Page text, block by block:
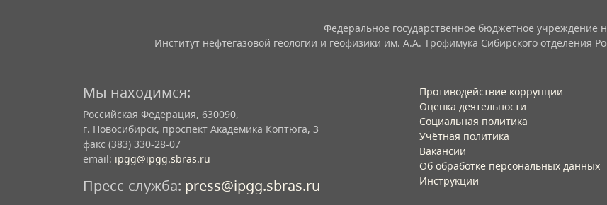
Федеральное государственное бюджетное учреждение
Институт нефтегазовой геологии и геофизики им. А.А. Трофимука Сибирского отделения
Мы находимся:
Российская Федерация, 630090,
г. Новосибирск, проспект Академика Коптюга, 3
факс (383) 330-28-07
email: ipgg@ipgg.sbras.ru
Пресс-служба: press@ipgg.sbras.ru
Противодействие коррупции
Оценка деятельности
Социальная политика
Учётная политика​
Вакансии​
Об обработке персональных данных​
Инструкции​